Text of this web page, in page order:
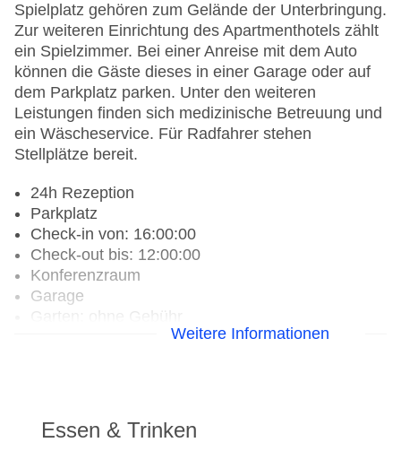
Spielplatz gehören zum Gelände der Unterbringung.
Zur weiteren Einrichtung des Apartmenthotels zählt
ein Spielzimmer. Bei einer Anreise mit dem Auto
können die Gäste dieses in einer Garage oder auf
dem Parkplatz parken. Unter den weiteren
Leistungen finden sich medizinische Betreuung und
ein Wäscheservice. Für Radfahrer stehen
Stellplätze bereit.
24h Rezeption
Parkplatz
Check-in von: 16:00:00
Check-out bis: 12:00:00
Konferenzraum
Garage
Hoteleröffnung: 2009
Lift
Anzahl der Konferenzräume: 1
Weitere Informationen
Essen & Trinken